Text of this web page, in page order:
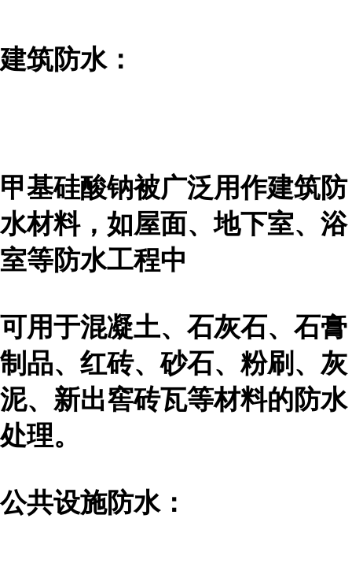
建筑防水：
甲基硅酸钠被广泛用作建筑防
水材料，如屋面、地下室、浴
室等防水工程中
可用于混凝土、石灰石、石膏
制品、红砖、砂石、粉刷、灰
泥、新出窖砖瓦等材料的防水
处理。
公共设施防水：